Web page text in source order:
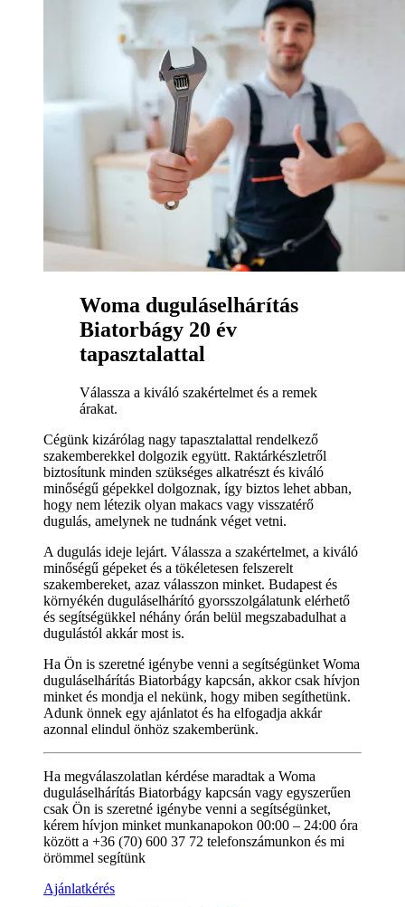
Woma duguláselhárítás
Biatorbágy 20 év
tapasztalattal
Válassza a kiváló szakértelmet és a remek
árakat.
Cégünk kizárólag nagy tapasztalattal rendelkező
szakemberekkel dolgozik együtt. Raktárkészletről
biztosítunk minden szükséges alkatrészt és kiváló
minőségű gépekkel dolgoznak, így biztos lehet abban,
hogy nem létezik olyan makacs vagy visszatérő
dugulás, amelynek ne tudnánk véget vetni.
A dugulás ideje lejárt. Válassza a szakértelmet, a kiváló
minőségű gépeket és a tökéletesen felszerelt
szakembereket, azaz válasszon minket. Budapest és
környékén duguláselhárító gyorsszolgálatunk elérhető
és segítségükkel néhány órán belül megszabadulhat a
dugulástól akkár most is.
Ha Ön is szeretné igénybe venni a segítségünket Woma
duguláselhárítás Biatorbágy kapcsán, akkor csak hívjon
minket és mondja el nekünk, hogy miben segíthetünk.
Adunk önnek egy ajánlatot és ha elfogadja akkár
azonnal elindul önhöz szakemberünk.
Ha megválaszolatlan kérdése maradtak a Woma
duguláselhárítás Biatorbágy kapcsán vagy egyszerűen
csak Ön is szeretné igénybe venni a segítségünket,
kérem hívjon minket munkanapokon 00:00 – 24:00 óra
között a +36 (70) 600 37 72 telefonszámunkon és mi
örömmel segítünk
Ajánlatkérés